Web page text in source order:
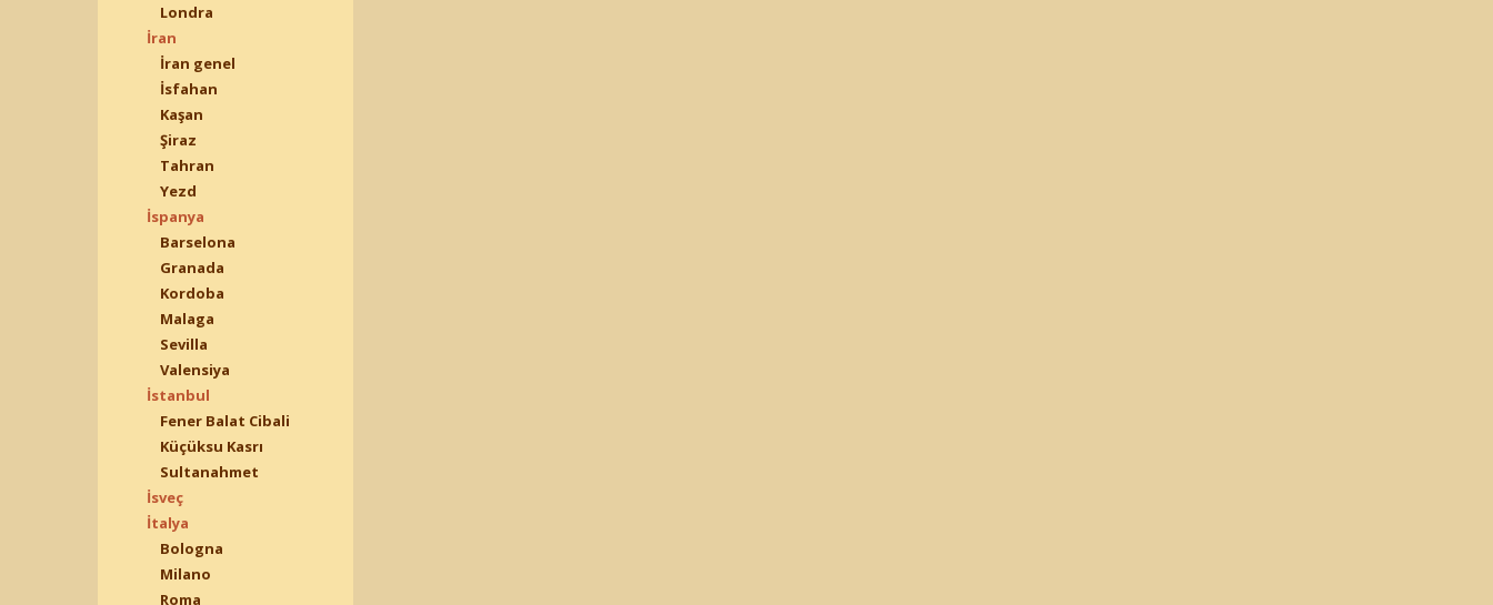
Londra
İran
İran genel
İsfahan
Kaşan
Şiraz
Tahran
Yezd
İspanya
Barselona
Granada
Kordoba
Malaga
Sevilla
Valensiya
İstanbul
Fener Balat Cibali
Küçüksu Kasrı
Sultanahmet
İsveç
İtalya
Bologna
Milano
Roma